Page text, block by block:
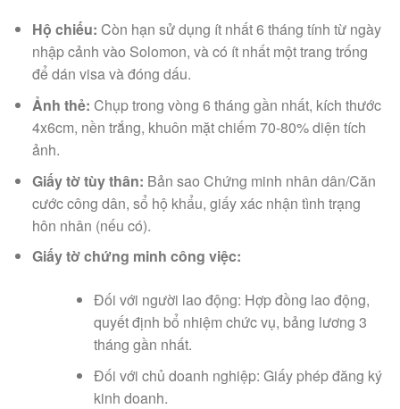
Hộ chiếu: Còn hạn sử dụng ít nhất 6 tháng tính từ ngày
nhập cảnh vào Solomon, và có ít nhất một trang trống
để dán visa và đóng dấu.
Ảnh thẻ: Chụp trong vòng 6 tháng gần nhất, kích thước
4x6cm, nền trắng, khuôn mặt chiếm 70-80% diện tích
ảnh.
Giấy tờ tùy thân: Bản sao Chứng minh nhân dân/Căn
cước công dân, sổ hộ khẩu, giấy xác nhận tình trạng
hôn nhân (nếu có).
Giấy tờ chứng minh công việc:
Đối với người lao động: Hợp đồng lao động,
quyết định bổ nhiệm chức vụ, bảng lương 3
tháng gần nhất.
Đối với chủ doanh nghiệp: Giấy phép đăng ký
kinh doanh.